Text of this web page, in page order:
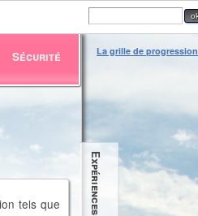
Sécurité La grille de progression
Expériences
tels que